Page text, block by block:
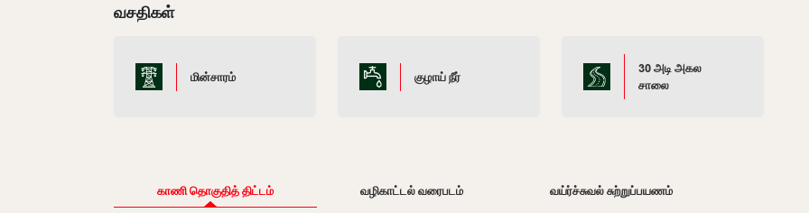
வசதிகள்
மின்சாரம் குழாய் நீர்
30 அடி அகல
சாலை
காணி தொகுதித் திட்டம் வழிகாட்டல் வரைபடம்
வய்ர்ச்சுவல் சுற்றுப்பயணம்